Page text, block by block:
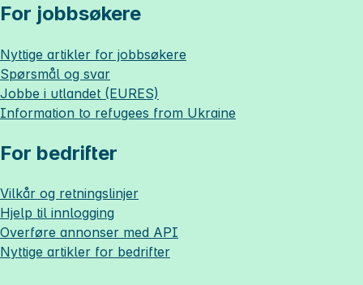
For jobbsøkere
Nyttige artikler for jobbsøkere
Spørsmål og svar
Jobbe i utlandet (EURES)
Information to refugees from Ukraine
For bedrifter
Vilkår og retningslinjer
Hjelp til innlogging
Overføre annonser med API
Nyttige artikler for bedrifter